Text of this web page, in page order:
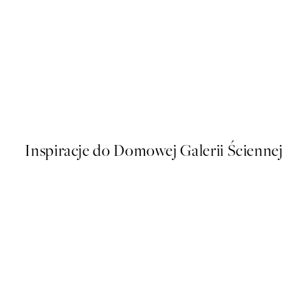
Inspiracje do Domowej Galerii Ściennej